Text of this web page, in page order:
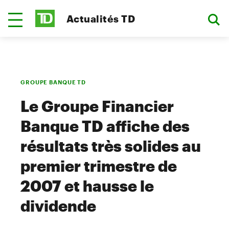
Actualités TD
GROUPE BANQUE TD
Le Groupe Financier
Banque TD affiche des
résultats très solides au
premier trimestre de
2007 et hausse le
dividende